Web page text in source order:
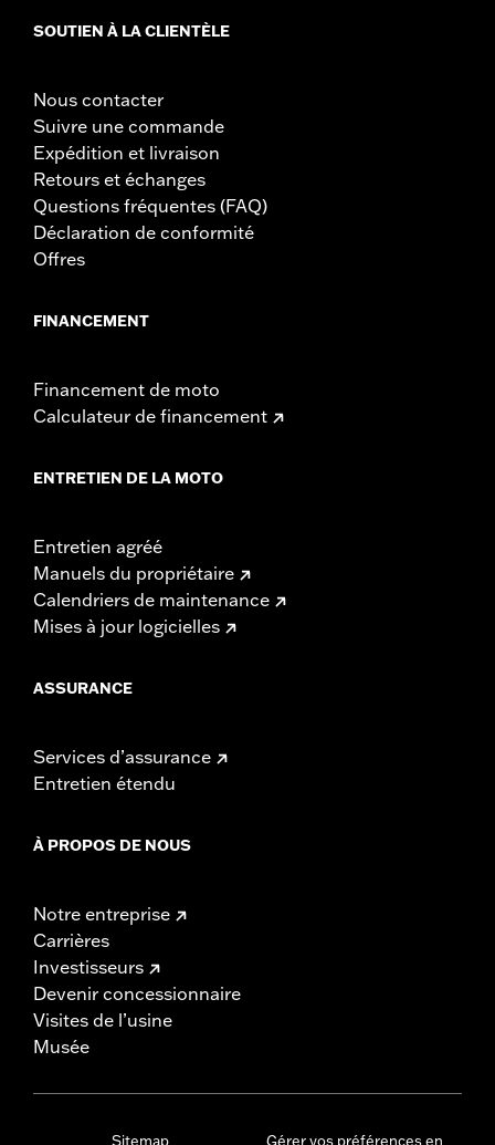
SOUTIEN À LA CLIENTÈLE
Nous contacter
Suivre une commande
Expédition et livraison
Retours et échanges
Questions fréquentes (FAQ)
Déclaration de conformité
Offres
FINANCEMENT
Financement de moto
Calculateur de financement
ENTRETIEN DE LA MOTO
Entretien agréé
Manuels du propriétaire
Calendriers de maintenance
Mises à jour logicielles
ASSURANCE
Services d’assurance
Entretien étendu
À PROPOS DE NOUS
Notre entreprise
Carrières
Investisseurs
Devenir concessionnaire
Visites de l’usine
Musée
Sitemap Gérer vos préférences en